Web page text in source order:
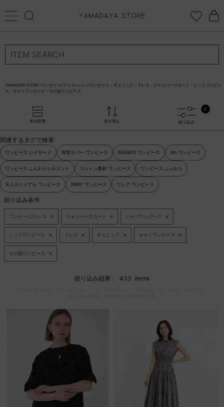
ログイン 新規会員登録
CATEGORYから探す
STORE BRAND・LABELから探す
すべての商品
新着商品
予約商品
ブランド一覧
店舗検索
サイズガイド
YAMADAYA STORE > ワンピース/ドレス > シャツワンピース・チュニック・ドレス・ジャンパースカート・ニットワンピー
ス・キャミワンピース・その他ワンピース
表示切替 並び替え 絞り込み
8
関連するタグで検索
ワンピース レイヤード 体型カバー ワンピース RADIATE ワンピース Vin ワンピース
ワンピース ふんわりシルエット コットン素材 ワンピース ワンピース ふんわり
大人カジュアル ワンピース 2WAY ワンピース フレア ワンピース
絞り込み条件
ワンピース/ドレス ジャンパースカート シャツワンピース
ニットワンピース ドレス チュニック キャミワンピース
その他ワンピース
絞り込み結果： 433 items
ログイン